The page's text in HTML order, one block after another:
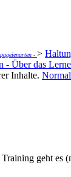
- >
- Über das
Inhalte.
geht es